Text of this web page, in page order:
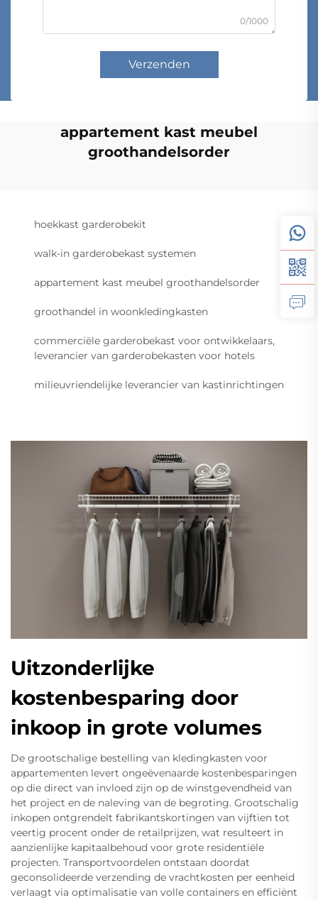
0/1000
Verzenden
appartement kast meubel
groothandelsorder
hoekkast garderobekit
walk-in garderobekast systemen
appartement kast meubel groothandelsorder
groothandel in woonkledingkasten
commerciële garderobekast voor ontwikkelaars,
leverancier van garderobekasten voor hotels
milieuvriendelijke leverancier van kastinrichtingen
Uitzonderlijke
kostenbesparing door
inkoop in grote volumes
De grootschalige bestelling van kledingkasten voor
appartementen levert ongeëvenaarde kostenbesparingen
op die direct van invloed zijn op de winstgevendheid van
het project en de naleving van de begroting. Grootschalig
inkopen ontgrendelt fabrikantskortingen van vijftien tot
veertig procent onder de retailprijzen, wat resulteert in
aanzienlijke kapitaalbehoud voor grote residentiële
projecten. Transportvoordelen ontstaan doordat
geconsolideerde verzending de vrachtkosten per eenheid
verlaagt via optimalisatie van volle containers en efficiënt